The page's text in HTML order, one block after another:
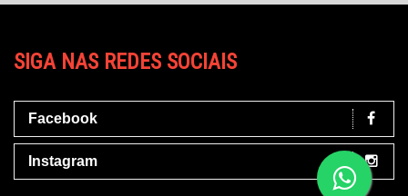
SIGA NAS REDES SOCIAIS
Facebook
Instagram